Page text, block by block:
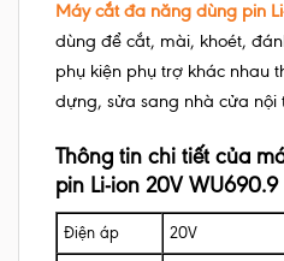
Máy cắt đa năng dùng pin
dùng để cắt, mài, khoét,
phụ kiện phụ trợ khác nhau
dựng, sửa sang nhà cửa nội
Thông tin chi tiết của
pin Li-ion 20V WU690.9
Điện áp
20V